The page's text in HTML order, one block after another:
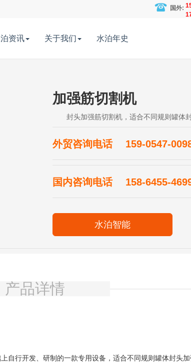
国外:
资讯 关于我们 水泊年史
加强筋切割机
封头加强筋切割机，适合不同规则罐体
外贸咨询电话 159-0547-
国内咨询电话 158-6455-
水泊智能
产品详情
行开发、研制的一款专用设备，适合不同规则罐体封头